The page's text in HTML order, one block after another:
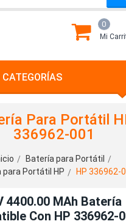
CATEGORÍAS
0
Mi
Para Portátil
336962-001
Batería para Portátil
para Portátil HP
HP 336962-
4400.00 MAh Batería
Con HP 336962-